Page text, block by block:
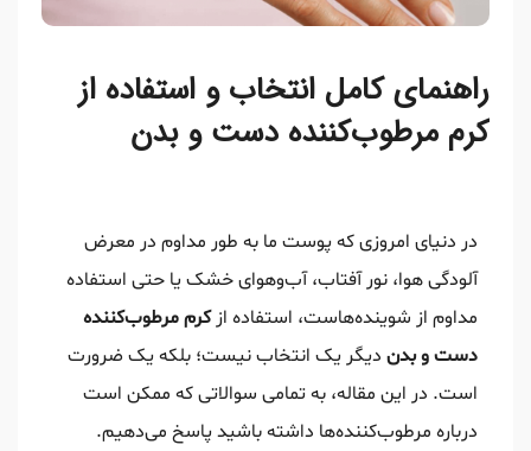
راهنمای کامل انتخاب و استفاده از
کرم مرطوب‌کننده دست و بدن
در دنیای امروزی که پوست ما به طور مداوم در معرض
آلودگی هوا، نور آفتاب، آب‌وهوای خشک یا حتی استفاده
مداوم از شوینده‌هاست، استفاده ازکرم مرطوب‌کننده
دست و بدن دیگر یک انتخاب نیست؛ بلکه یک ضرورت
است. در این مقاله، به تمامی سوالاتی که ممکن است
درباره مرطوب‌کننده‌ها داشته باشید پاسخ می‌دهیم.